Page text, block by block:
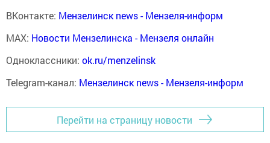
ВКонтакте: Мензелинск news - Мензеля-информ
MAX: Новости Мензелинска - Мензеля онлайн
Одноклассники: ok.ru/menzelinsk
Telegram-канал: Мензелинск news - Мензеля-информ
Перейти на страницу новости